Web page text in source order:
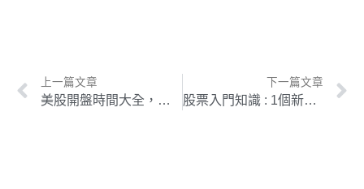
上一篇文章
美股開盤時間大全，一次看懂美股開盤對全球市場的影響 !
下一篇文章
股票入門知識 : 1個新手懶人包股票入門要如何開始？